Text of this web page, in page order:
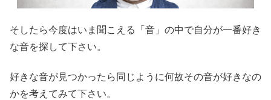
そしたら今度はいま聞こえる「音」の中で自分が一番好き
な音を探して下さい。
好きな音が見つかったら同じように何故その音が好きなの
かを考えてみて下さい。